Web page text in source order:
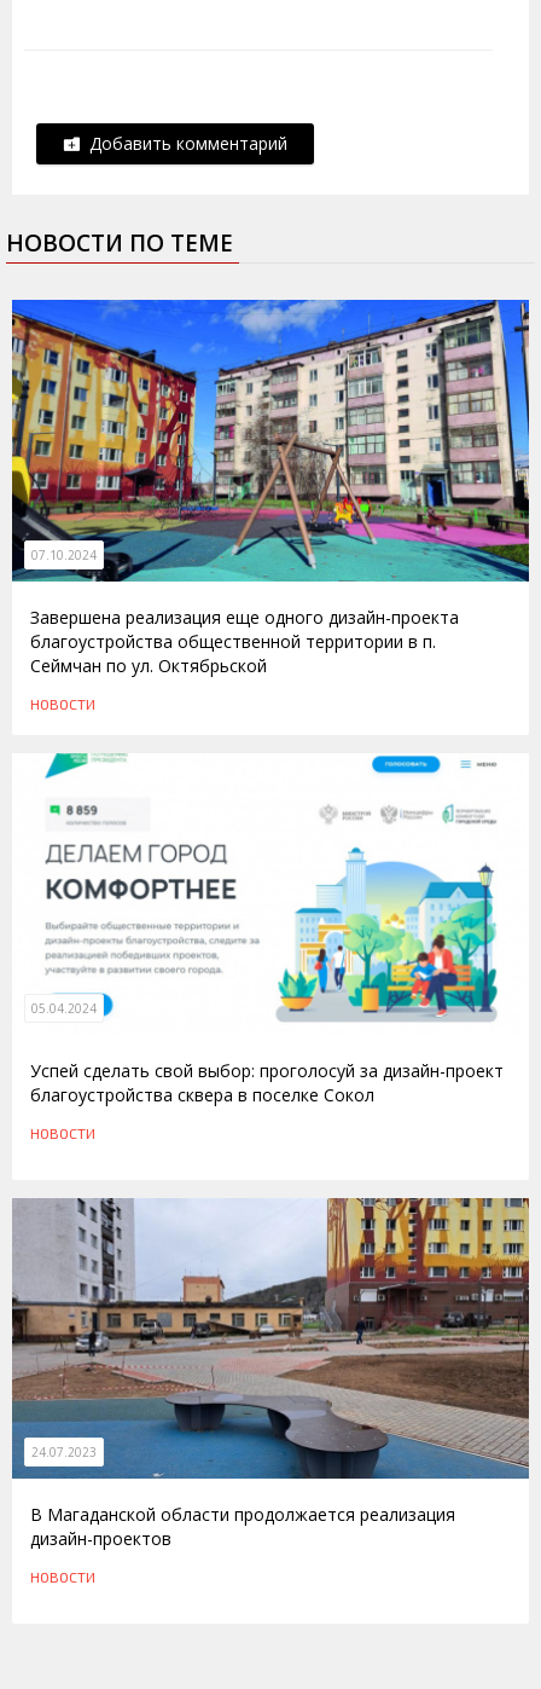
Добавить комментарий
НОВОСТИ ПО ТЕМЕ
07.10.2024
Завершена реализация еще одного дизайн-проекта
благоустройства общественной территории в п.
Сеймчан по ул. Октябрьской
НОВОСТИ
05.04.2024
Успей сделать свой выбор: проголосуй за дизайн-проект
благоустройства сквера в поселке Сокол
НОВОСТИ
24.07.2023
В Магаданской области продолжается реализация
дизайн-проектов
НОВОСТИ